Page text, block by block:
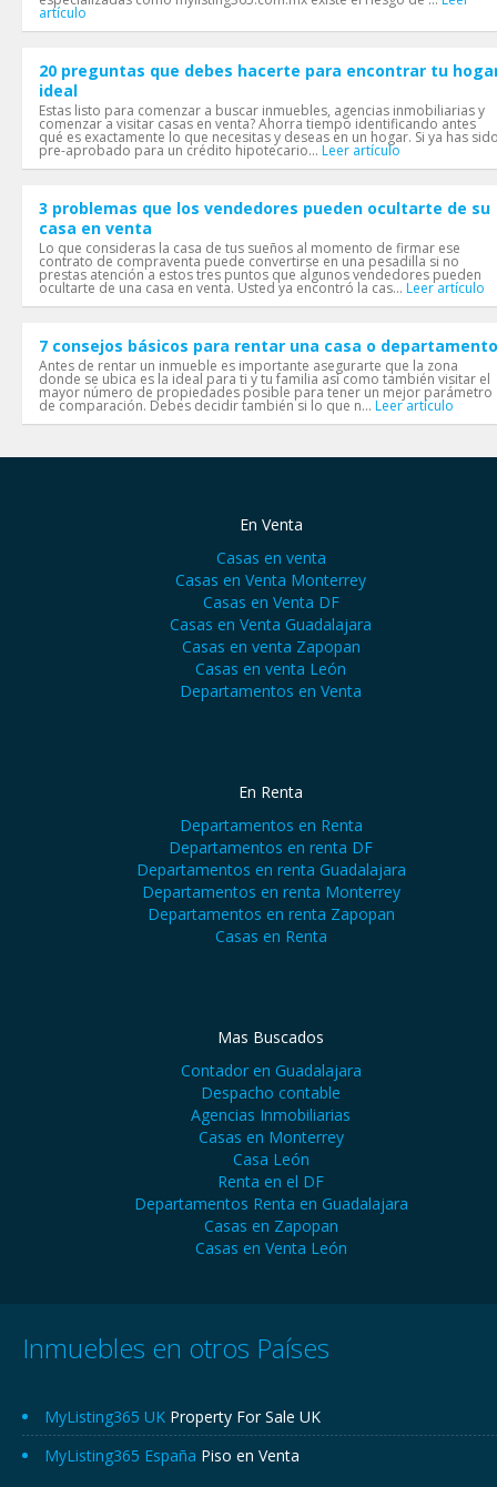
artículo
20 preguntas que debes hacerte para encontrar tu
ideal
Estas listo para comenzar a buscar inmuebles, agencias inmobiliarias y
comenzar a visitar casas en venta? Ahorra tiempo identificando antes
qué es exactamente lo que necesitas y deseas en un hogar. Si ya has
pre-aprobado para un crédito hipotecario... Leer artículo
3 problemas que los vendedores pueden ocultarte de su
casa en venta
Lo que consideras la casa de tus sueños al momento de firmar ese
contrato de compraventa puede convertirse en una pesadilla si no
prestas atención a estos tres puntos que algunos vendedores pueden
ocultarte de una casa en venta. Usted ya encontró la cas... Leer artículo
7 consejos básicos para rentar una casa o departamento
Antes de rentar un inmueble es importante asegurarte que la zona
donde se ubica es la ideal para ti y tu familia así como también visitar el
mayor número de propiedades posible para tener un mejor parámetro
de comparación. Debes decidir también si lo que n... Leer artículo
En Venta
Casas en venta
Casas en Venta Monterrey
Casas en Venta DF
Casas en Venta Guadalajara
Casas en venta Zapopan
Casas en venta León
Departamentos en Venta
En Renta
Departamentos en Renta
Departamentos en renta DF
Departamentos en renta Guadalajara
Departamentos en renta Monterrey
Departamentos en renta Zapopan
Casas en Renta
Mas Buscados
Contador en Guadalajara
Despacho contable
Agencias Inmobiliarias
Casas en Monterrey
Casa León
Renta en el DF
Departamentos Renta en Guadalajara
Casas en Zapopan
Casas en Venta León
Inmuebles en otros Países
MyListing365 UK Property For Sale UK
MyListing365 España Piso en Venta